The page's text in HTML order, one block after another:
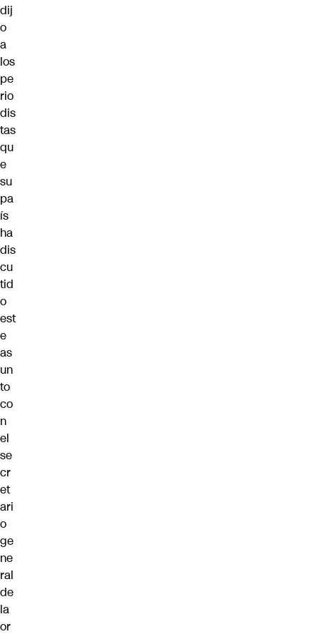
dij
o
a
los
pe
rio
dis
tas
qu
e
su
pa
ís
ha
dis
cu
tid
o
est
e
as
un
to
co
n
el
se
cr
et
ari
o
ge
ne
ral
de
la
or